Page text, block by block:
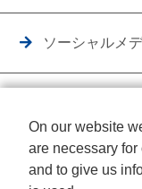
ソーシャルメ
クッキーポリシ
On our website
are necessary
and to give us